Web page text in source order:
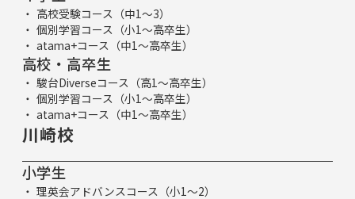
高校受験コース（中1～3）
個別学習コース（小1～高卒生）
atama+コース（中1～高卒生）
高校・高卒生
駿台Diverseコース（高1～高卒生）
個別学習コース（小1～高卒生）
atama+コース（中1～高卒生）
川崎校
小学生
理英会アドバンスコース（小1～2）